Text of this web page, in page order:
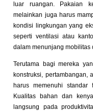
luar ruangan. Pakaian
melainkan juga harus
kondisi lingkungan yang
seperti ventilasi atau
dalam menunjang
Terutama bagi mereka
konstruksi, pertambangan,
harus memenuhi standar
Kualitas bahan dan
langsung pada